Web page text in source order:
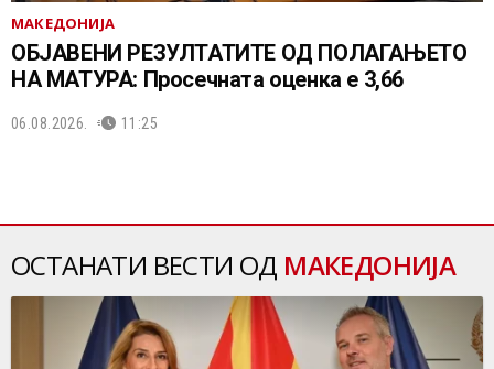
МАКЕДОНИЈА
ОБЈАВЕНИ РЕЗУЛТАТИТЕ ОД ПОЛАГАЊЕТО
НА МАТУРА: Просечната оценка е 3,66
06.08.2026. 11:25
ОСТАНАТИ ВЕСТИ ОД МАКЕДОНИЈА